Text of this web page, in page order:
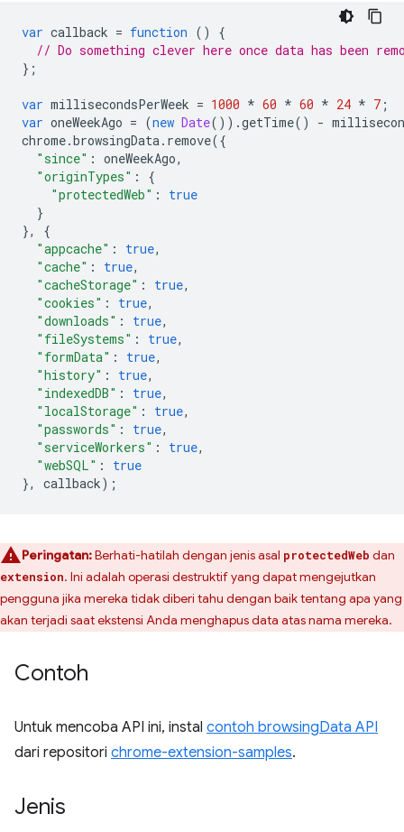
var callback = function ()
{
// Do something clever here once data has been
};
var millisecondsPerWeek = 1000 * 60 * 60 * 24 * 7 ;
var oneWeekAgo = (new Date()).getTime() -
chrome.browsingData. remove({
"since" : oneWeekAgo,
"originTypes" :
{
"protectedWeb" :
true
}
},
{
"appcache" : true,
"cache" : true,
"cacheStorage" : true,
"cookies" : true,
"downloads" : true,
"fileSystems" : true,
"formData" : true,
"history" : true,
"indexedDB" : true,
"localStorage" : true,
"passwords" : true,
"serviceWorkers" : true,
"webSQL" :
true
},
callback);
Peringatan:Berhati-hatilah dengan jenis asal protectedWeb dan
extension. Ini adalah operasi destruktif yang dapat mengejutkan
pengguna jika mereka tidak diberi tahu dengan baik tentang apa yang
akan terjadi saat ekstensi Anda menghapus data atas nama mereka.
Contoh
Untuk mencoba API ini, instal contoh browsingData API
dari repositori chrome-extension-samples.
Jenis